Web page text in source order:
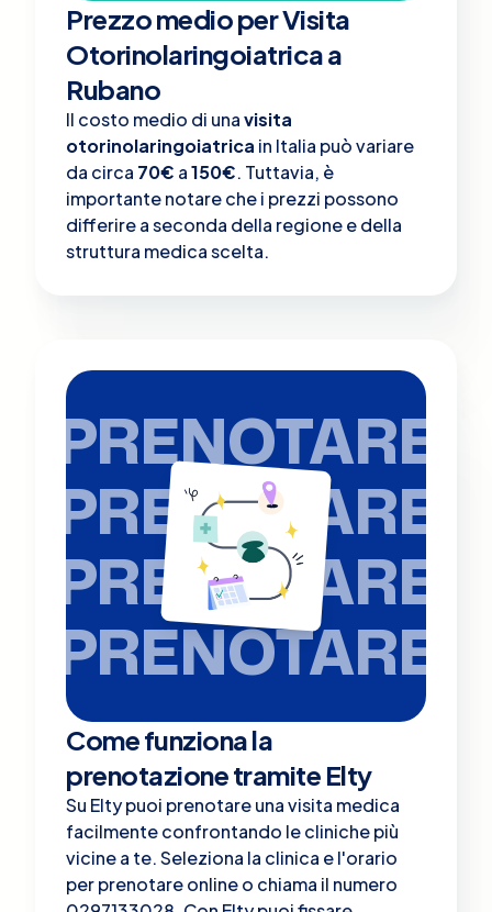
Prezzo medio per Visita
Otorinolaringoiatrica a
Rubano
Il costo medio di unavisita
otorinolaringoiatrica in Italia può variare
da circa 70€ a150€. Tuttavia, è
importante notare che i prezzi possono
differire a seconda della regione e della
struttura medica scelta.
PRENOTARE
PRENOTARE
PRENOTARE
PRENOTARE
Come funziona la
prenotazione tramite Elty
Su Elty puoi prenotare una visita medica
facilmente confrontando le cliniche più
vicine a te. Seleziona la clinica e l'orario
per prenotare online o chiama il numero